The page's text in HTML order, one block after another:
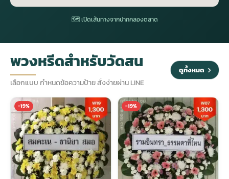
ดอกไม้งานศพ ส่งด่วน
ดอกไม้งานศพ กรุงเทพ
ดอกไม้งานศพ ปากคลองตลาด
ร้านดอกไม้งานศพ ใกล้ฉัน
ดอกไม้งานศพ ราคาถูก
พวงหรีดดอกไม้สด
พวงหรีดดอกไม้สด ราคาถูก
สั่งพวงหรีด ออนไลน์
ส่งพวงหรีด ด่วน กรุงเทพ
ร้านพวงหรีด กรุงเทพ ส่งฟรี
ม้หน้าเมรุ
ระดับเมรุ
มรุ ออนไลน์
มรุ ส่งด่วน
น้าเมรุ กรุงเทพ
🗺 เปิดเส้นทางจากปากคลองตลาด
พวงหรีดสำหรับวัดสน
เลือกแบบ กำหนดข้อความป้าย สั่งง่ายผ่าน LINE
ดูทั้งหมด
-19% -19%